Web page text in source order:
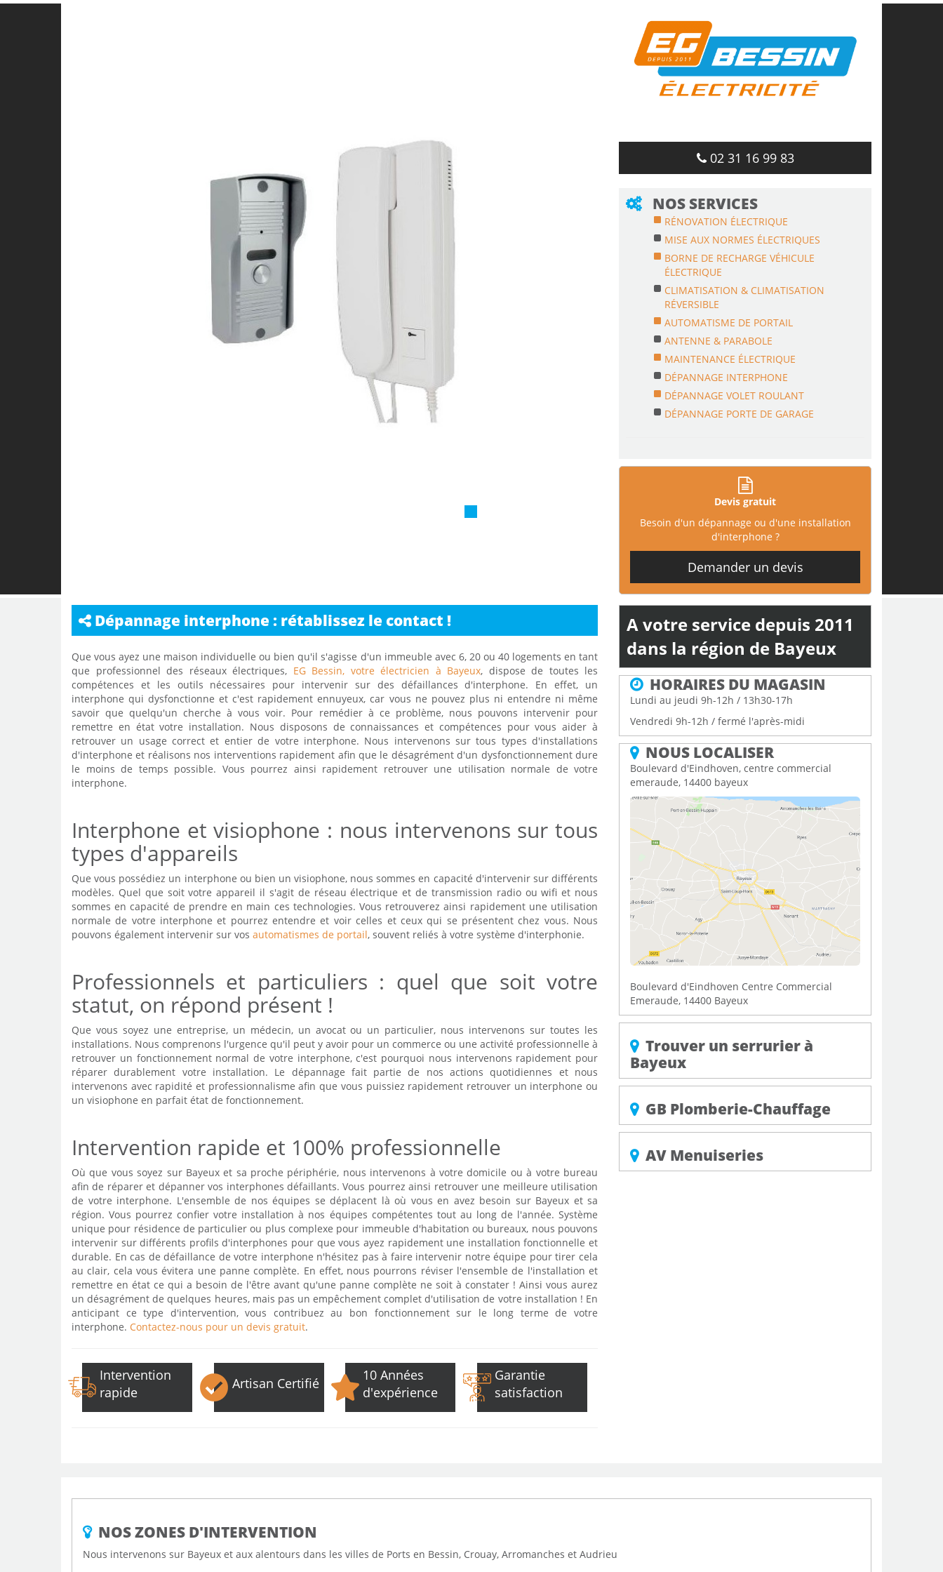
02 31 16 99 83
NOS SERVICES
RÉNOVATION ÉLECTRIQUE
MISE AUX NORMES ÉLECTRIQUES
BORNE DE RECHARGE VÉHICULE
ÉLECTRIQUE
CLIMATISATION & CLIMATISATION
RÉVERSIBLE
AUTOMATISME DE PORTAIL
ANTENNE & PARABOLE
MAINTENANCE ÉLECTRIQUE
DÉPANNAGE INTERPHONE
DÉPANNAGE VOLET ROULANT
DÉPANNAGE PORTE DE GARAGE
Devis gratuit
Besoin d'un dépannage ou d'une installation
d'interphone ?
Demander un devis
Dépannage interphone : rétablissez le contact !
Que vous ayez une maison individuelle ou bien qu'il s'agisse d'un immeuble avec 6, 20 ou 40 logements en tant
que professionnel des réseaux électriques, EG Bessin, votre électricien à Bayeux, dispose de toutes les
compétences et les outils nécessaires pour intervenir sur des défaillances d'interphone. En effet, un
interphone qui dysfonctionne et c'est rapidement ennuyeux, car vous ne pouvez plus ni entendre ni même
savoir que quelqu'un cherche à vous voir. Pour remédier à ce problème, nous pouvons intervenir pour
remettre en état votre installation. Nous disposons de connaissances et compétences pour vous aider à
retrouver un usage correct et entier de votre interphone. Nous intervenons sur tous types d'installations
d'interphone et réalisons nos interventions rapidement afin que le désagrément d'un dysfonctionnement dure
le moins de temps possible. Vous pourrez ainsi rapidement retrouver une utilisation normale de votre
interphone.
Interphone et visiophone : nous intervenons sur tous
types d'appareils
Que vous possédiez un interphone ou bien un visiophone, nous sommes en capacité d'intervenir sur différents
modèles. Quel que soit votre appareil il s'agit de réseau électrique et de transmission radio ou wifi et nous
sommes en capacité de prendre en main ces technologies. Vous retrouverez ainsi rapidement une utilisation
normale de votre interphone et pourrez entendre et voir celles et ceux qui se présentent chez vous. Nous
pouvons également intervenir sur vos automatismes de portail, souvent reliés à votre système d'interphonie.
Professionnels et particuliers : quel que soit votre
statut, on répond présent !
Que vous soyez une entreprise, un médecin, un avocat ou un particulier, nous intervenons sur toutes les
installations. Nous comprenons l'urgence qu'il peut y avoir pour un commerce ou une activité professionnelle à
retrouver un fonctionnement normal de votre interphone, c'est pourquoi nous intervenons rapidement pour
réparer durablement votre installation. Le dépannage fait partie de nos actions quotidiennes et nous
intervenons avec rapidité et professionnalisme afin que vous puissiez rapidement retrouver un interphone ou
un visiophone en parfait état de fonctionnement.
Intervention rapide et 100% professionnelle
Où que vous soyez sur Bayeux et sa proche périphérie, nous intervenons à votre domicile ou à votre bureau
afin de réparer et dépanner vos interphones défaillants. Vous pourrez ainsi retrouver une meilleure utilisation
de votre interphone. L'ensemble de nos équipes se déplacent là où vous en avez besoin sur Bayeux et sa
région. Vous pourrez confier votre installation à nos équipes compétentes tout au long de l'année. Système
unique pour résidence de particulier ou plus complexe pour immeuble d'habitation ou bureaux, nous pouvons
intervenir sur différents profils d'interphones pour que vous ayez rapidement une installation fonctionnelle et
durable. En cas de défaillance de votre interphone n'hésitez pas à faire intervenir notre équipe pour tirer cela
au clair, cela vous évitera une panne complète. En effet, nous pourrons réviser l'ensemble de l'installation et
remettre en état ce qui a besoin de l'être avant qu'une panne complète ne soit à constater ! Ainsi vous aurez
un désagrément de quelques heures, mais pas un empêchement complet d'utilisation de votre installation ! En
anticipant ce type d'intervention, vous contribuez au bon fonctionnement sur le long terme de votre
interphone. Contactez-nous pour un devis gratuit.
Intervention
rapide
Artisan Certifié
10 Années
d'expérience
Garantie
satisfaction
A votre service depuis 2011
dans la région de Bayeux
HORAIRES DU MAGASIN
Lundi au jeudi 9h-12h / 13h30-17h
Vendredi 9h-12h / fermé l'après-midi
NOUS LOCALISER
Boulevard d'Eindhoven, centre commercial
emeraude, 14400 bayeux
Boulevard d'Eindhoven Centre Commercial
Emeraude, 14400 Bayeux
Trouver un serrurier à
Bayeux
GB Plomberie-Chauffage
AV Menuiseries
NOS ZONES D'INTERVENTION
Nous intervenons sur Bayeux et aux alentours dans les villes de Ports en Bessin, Crouay, Arromanches et Audrieu